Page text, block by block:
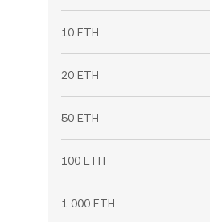
10 ETH
20 ETH
50 ETH
100 ETH
1 000 ETH